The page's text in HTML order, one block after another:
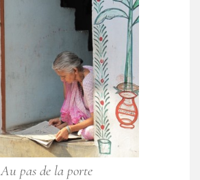
Au pas de la porte